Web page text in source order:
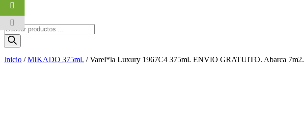
Búsqueda
de
productos
Inicio /MIKADO 375ml. / Varel*la Luxury 1967C4 375ml. ENVIO GRATUITO. Abarca 7m2.